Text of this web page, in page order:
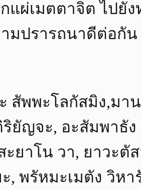
เมตตาจิต ไปยั
มปรารถนาดีต่อ
สัพพะโลกัสมิง,มา
ริยัญจะ, อะสัมพาธั
ะยาโน วา, ยาวะ
ะ, พรัหมะเมตัง วิห